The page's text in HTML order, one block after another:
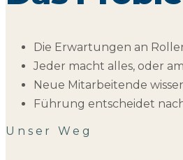
Die Erwartungen an
Jeder macht alles, oder
Neue Mitarbeitende
Führung entscheidet
Unser Weg